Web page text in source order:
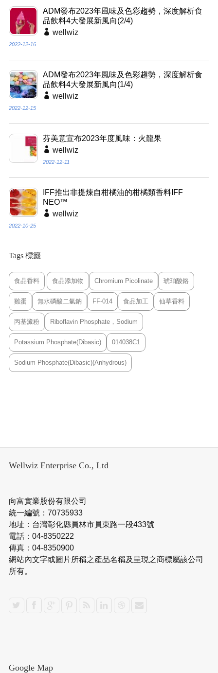
ADM發布2023年風味及色彩趨勢，深度解析食
品飲料4大發展新風向(2/4)
wellwiz
2022-12-16
ADM發布2023年風味及色彩趨勢，深度解析食
品飲料4大發展新風向(1/4)
wellwiz
2022-12-15
芬美意宣布2023年度風味：火龍果
wellwiz
2022-12-11
IFF推出非提煉自柑橘油的柑橘類香料IFF
NEO™
wellwiz
2022-10-25
Tags 標籤
食品香料 食品添加物 Chromium Picolinate 琥珀酸鉻
雞蛋 無水磷酸二氫鈉 FF-014 食品加工 仙草香料
丙基澱粉 Riboflavin Phosphate，Sodium
Potassium Phosphate(Dibasic) 014038C1
Sodium Phosphate(Dibasic)(Anhydrous)
Wellwiz Enterprise Co., Ltd
向富實業股份有限公司
統一編號：70735933
地址：台灣彰化縣員林市員東路一段433號
電話：04-8350222
傳真：04-8350900
網站內文字或圖片所稱之產品名稱及呈現之商標屬該公司
所有。
Google Map